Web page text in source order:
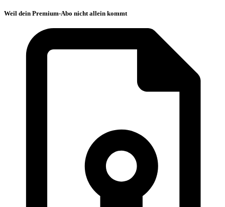
Weil dein Premium-Abo nicht allein kommt